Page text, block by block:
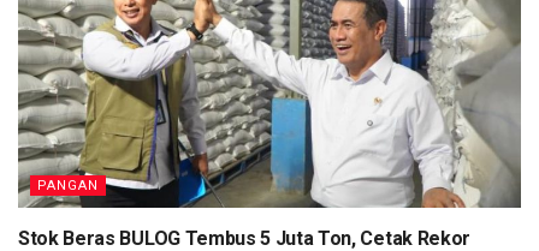
PANGAN
Stok Beras BULOG Tembus 5 Juta Ton, Cetak Rekor